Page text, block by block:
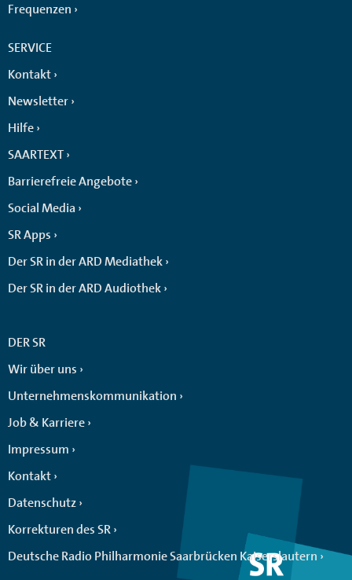
Frequenzen
SERVICE
Kontakt
Newsletter
Hilfe
SAARTEXT
Barrierefreie Angebote
Social Media
SR Apps
Der SR in der ARD Mediathek
Der SR in der ARD Audiothek
DER SR
Wir über uns
Unternehmenskommunikation
Job & Karriere
Impressum
Kontakt
Datenschutz
Korrekturen des SR
Deutsche Radio Philharmonie Saarbrücken Kaiserslautern